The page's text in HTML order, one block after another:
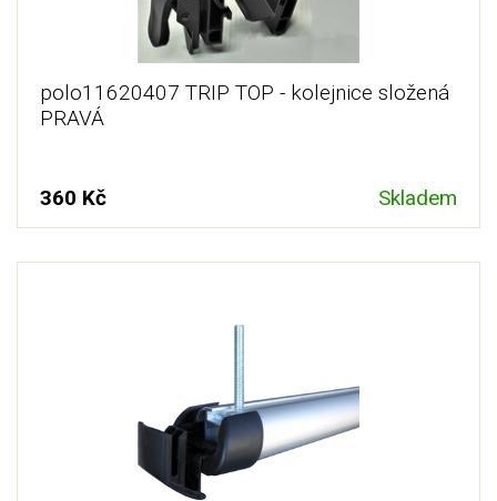
polo11620407 TRIP TOP - kolejnice složená
PRAVÁ
360 Kč Skladem